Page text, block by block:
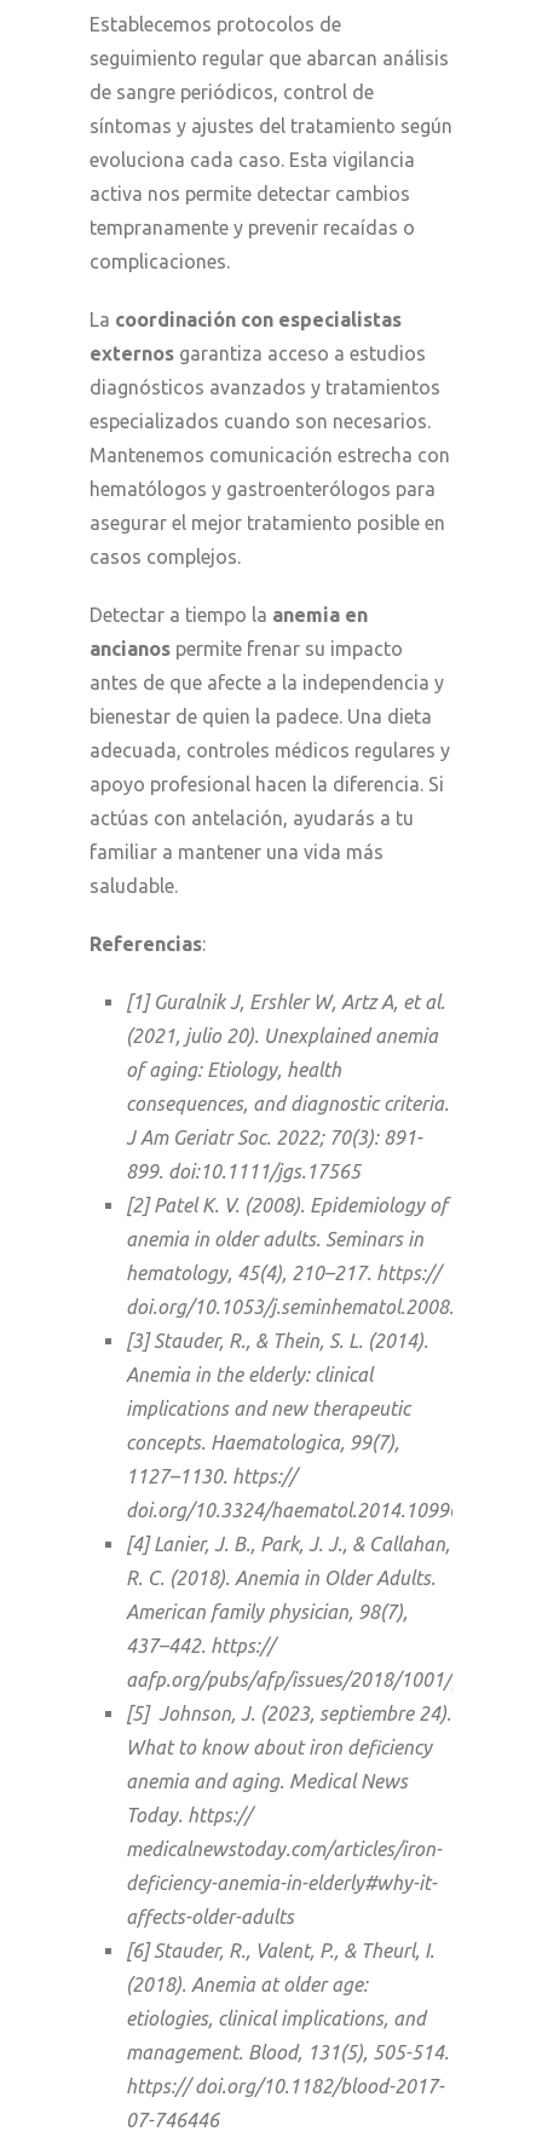
Establecemos protocolos de
seguimiento regular que abarcan análisis
de sangre periódicos, control de
síntomas y ajustes del tratamiento según
evoluciona cada caso. Esta vigilancia
activa nos permite detectar cambios
tempranamente y prevenir recaídas o
complicaciones.
La coordinación con especialistas
externos garantiza acceso a estudios
diagnósticos avanzados y tratamientos
especializados cuando son necesarios.
Mantenemos comunicación estrecha con
hematólogos y gastroenterólogos para
asegurar el mejor tratamiento posible en
casos complejos.
Detectar a tiempo la anemia en
ancianos permite frenar su impacto
antes de que afecte a la independencia y
bienestar de quien la padece. Una dieta
adecuada, controles médicos regulares y
apoyo profesional hacen la diferencia. Si
actúas con antelación, ayudarás a tu
familiar a mantener una vida más
saludable.
Referencias:
[1] Guralnik J, Ershler W, Artz A, et al.
(2021, julio 20). Unexplained anemia
of aging: Etiology, health
consequences, and diagnostic criteria.
J Am Geriatr Soc. 2022; 70(3): 891-
899. doi:10.1111/jgs.17565
[2] Patel K. V. (2008). Epidemiology of
anemia in older adults. Seminars in
hematology, 45(4), 210–217. https://
doi.org/10.1053/j.seminhematol.2008.06.006
[3] Stauder, R., & Thein, S. L. (2014).
Anemia in the elderly: clinical
implications and new therapeutic
concepts. Haematologica, 99(7),
1127–1130. https://
doi.org/10.3324/haematol.2014.109967
[4] Lanier, J. B., Park, J. J., & Callahan,
R. C. (2018). Anemia in Older Adults.
American family physician, 98(7),
437–442. https://
aafp.org/pubs/afp/issues/2018/1001/p437.html
[5] Johnson, J. (2023, septiembre 24).
What to know about iron deficiency
anemia and aging. Medical News
Today. https://
medicalnewstoday.com/articles/iron-
deficiency-anemia-in-elderly#why-it-
affects-older-adults
[6] Stauder, R., Valent, P., & Theurl, I.
(2018). Anemia at older age:
etiologies, clinical implications, and
management. Blood, 131(5), 505-514.
https:// doi.org/10.1182/blood-2017-
07-746446